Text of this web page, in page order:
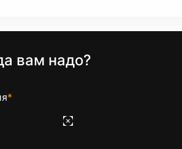
вам надо?
*